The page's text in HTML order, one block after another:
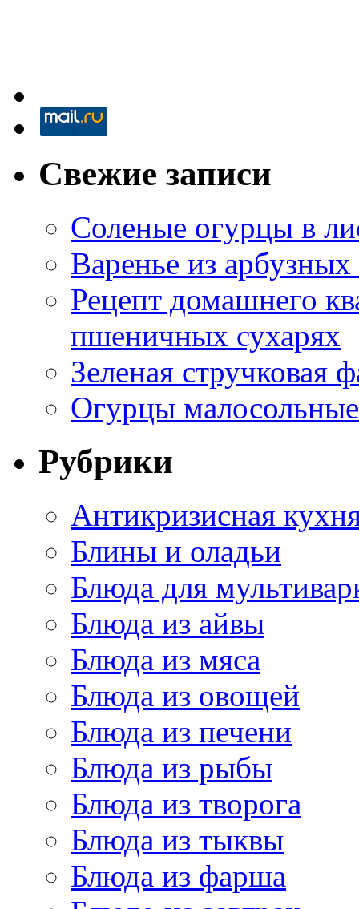
Свежие записи
Соленые огурцы в
Варенье из
Рецепт домашнего
пшеничных сухарях
Зеленая стручковая
Огурцы
Рубрики
Антикризисная
Блины и оладьи
Блюда для
Блюда из айвы
Блюда из мяса
Блюда из овощей
Блюда из печени
Блюда из рыбы
Блюда из творога
Блюда из тыквы
Блюда из фарша